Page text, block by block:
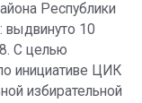
Республики
выдвинуто 10
С целью
инициативе ЦИК
избирательной